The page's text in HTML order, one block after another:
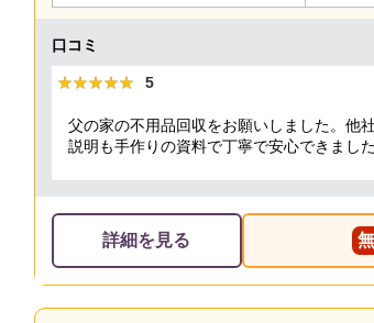
口コミ
★★★★★
★★★★★ 5
父の家の不用品回収をお願いしました。他
説明も手作りの資料で丁寧で安心できまし
ッフも挨拶や作業が丁寧で大満足！またぜ
詳細を見る